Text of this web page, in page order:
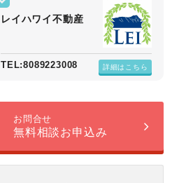
レイハワイ不動産
TEL:8089223008 詳細はこちら
お問合せ
無料相談お申込み